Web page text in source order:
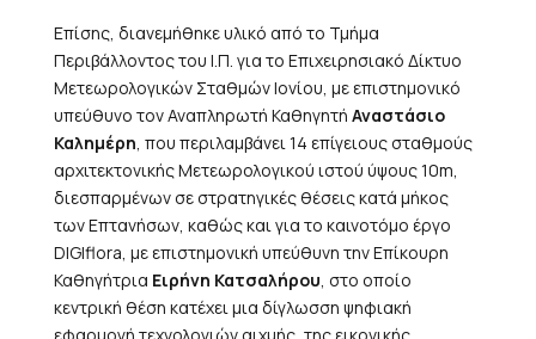
Επίσης, διανεμήθηκε υλικό από το Τμήμα
Περιβάλλοντος του Ι.Π. για το Επιχειρησιακό Δίκτυο
Μετεωρολογικών Σταθμών Ιονίου, με επιστημονικό
υπεύθυνο τον Αναπληρωτή Καθηγητή Αναστάσιο
Καλημέρη , που περιλαμβάνει 14 επίγειους σταθμούς
αρχιτεκτονικής Μετεωρολογικού ιστού ύψους 10m,
διεσπαρμένων σε στρατηγικές θέσεις κατά μήκος
των Επτανήσων, καθώς και για το καινοτόμο έργο
DIGIflora, με επιστημονική υπεύθυνη την Επίκουρη
Καθηγήτρια Ειρήνη Κατσαλήρου , στο οποίο
κεντρική θέση κατέχει μια δίγλωσση ψηφιακή
εφαρμογή τεχνολογιών αιχμής, της εικονικής